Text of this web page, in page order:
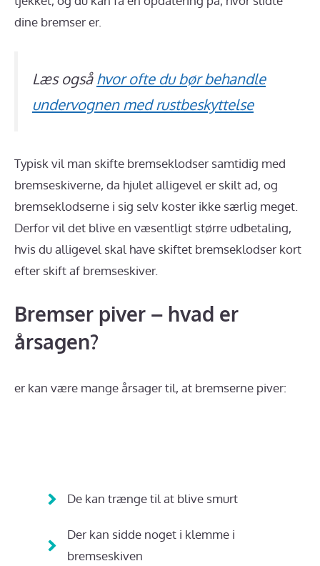
dine bremser er.
Læs ogsåhvor ofte du bør behandle
undervognen med rustbeskyttelse
Typisk vil man skifte bremseklodser samtidig med
bremseskiverne, da hjulet alligevel er skilt ad, og
bremseklodserne i sig selv koster ikke særlig meget.
Derfor vil det blive en væsentligt større udbetaling,
hvis du alligevel skal have skiftet bremseklodser kort
efter skift af bremseskiver.
Bremser piver – hvad er
årsagen?
er kan være mange årsager til, at bremserne piver:
De kan trænge til at blive smurt
Der kan sidde noget i klemme i
bremseskiven